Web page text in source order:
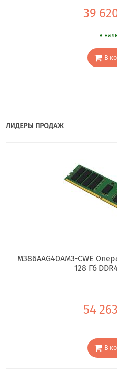
39
в
В
ЛИДЕРЫ ПРОДАЖ
M386AAG40AM3-CWE
128 Гб
54
В